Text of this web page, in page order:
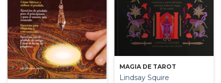
MAGIA DE TAROT
Lindsay Squire